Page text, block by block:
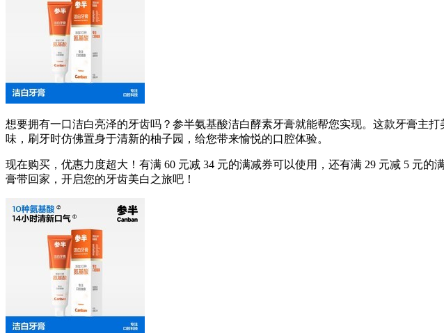
想要拥有一口洁白亮泽的牙齿吗？参半氨基酸洁白酵素牙膏就能帮您实现。这款牙膏主
味，刷牙时仿佛置身于清新的柚子园，给您带来愉悦的口腔体验。
现在购买，优惠力度超大！有满 60 元减 34 元的满减券可以使用，还有满 29 元减 5 元
膏带回家，开启您的牙齿美白之旅吧！